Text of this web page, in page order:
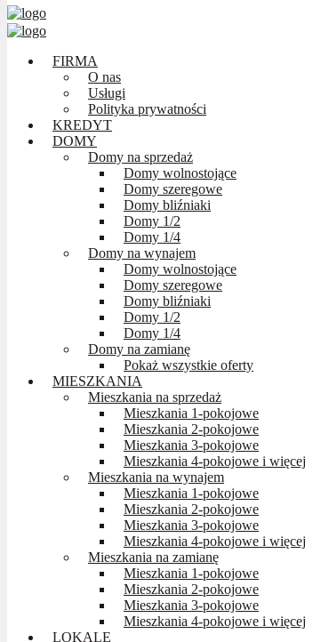
FIRMA
O nas
Usługi
Polityka prywatności
KREDYT
DOMY
Domy na sprzedaż
Domy wolnostojące
Domy szeregowe
Domy bliźniaki
Domy 1/2
Domy 1/4
Domy na wynajem
Domy wolnostojące
Domy szeregowe
Domy bliźniaki
Domy 1/2
Domy 1/4
Domy na zamianę
Pokaż wszystkie oferty
MIESZKANIA
Mieszkania na sprzedaż
Mieszkania 1-pokojowe
Mieszkania 2-pokojowe
Mieszkania 3-pokojowe
Mieszkania 4-pokojowe i więcej
Mieszkania na wynajem
Mieszkania 1-pokojowe
Mieszkania 2-pokojowe
Mieszkania 3-pokojowe
Mieszkania 4-pokojowe i więcej
Mieszkania na zamianę
Mieszkania 1-pokojowe
Mieszkania 2-pokojowe
Mieszkania 3-pokojowe
Mieszkania 4-pokojowe i więcej
LOKALE